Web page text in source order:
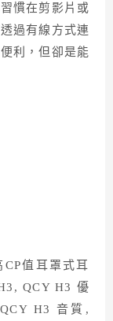
慣在剪影片或
過有線方式連
利，但卻是能